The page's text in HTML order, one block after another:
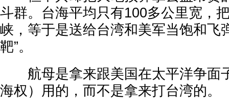
斗群。台海平均只有100多公里宽，
峡，等于是送给台湾和美军当饱和飞
靶”。
航母是拿来跟美国在太平洋争面
海权）用的，而不是拿来打台湾的。